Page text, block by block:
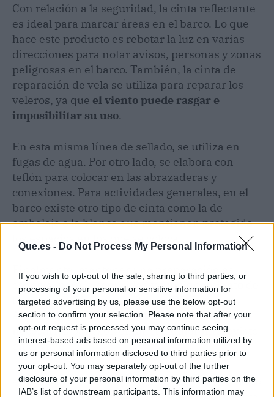
Que.es - Do Not Process My Personal Information
If you wish to opt-out of the sale, sharing to third parties, or
processing of your personal or sensitive information for
targeted advertising by us, please use the below opt-out
section to confirm your selection. Please note that after your
opt-out request is processed you may continue seeing
interest-based ads based on personal information utilized by
us or personal information disclosed to third parties prior to
your opt-out. You may separately opt-out of the further
disclosure of your personal information by third parties on the
IAB’s list of downstream participants. This information may
Con relación a la seguridad, la cinta reflectante
es ideal para marcar áreas en el barco. Lo que
hace este producto es rebotar la luz en varias
direcciones para notar avisos, personas y zonas
peligrosas en el barco. También, la cinta de
reparación de vela se utiliza para reparar los
veleros, ya que el viento puede rasgar e
imposibilitar su uso.
En esta misma línea de sellado, se utiliza en
fugas de agua. Por otro lado, se elabora con
teflón para colocar en las abrazaderas y
conexiones. Para actividades generales, en el
barco existe otro tipo de cinta como la de
embalaje o la blanca que mantienen protegido
Finalmente, mantener una preparación es
esencial para la seguridad y funcionamiento de
la embarcación, es por ello que Nova
Argonautica ofrece todas lasrepair tape
necesarias para solventar cualquier imprevisto
en el viaje.
Artículo anterior
Artículo siguiente